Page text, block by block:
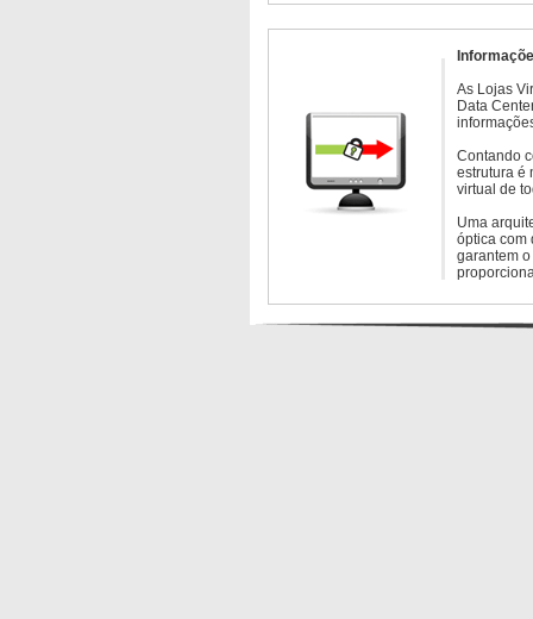
As Lojas
Data
Contando
estrutura é
virtual de
Uma
óptica com
garantem